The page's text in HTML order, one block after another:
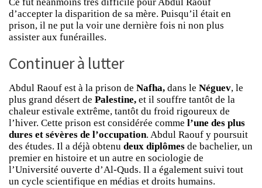
Ce fut néanmoins très difficile pour Abdul Raouf
d’accepter la disparition de sa mère. Puisqu’il était en
prison, il ne put la voir une dernière fois ni non plus
assister aux funérailles.
Continuer à lutter
Abdul Raouf est à la prison de Nafha, dans le Néguev, le
plus grand désert de Palestine, et il souffre tantôt de la
chaleur estivale extrême, tantôt du froid rigoureux de
l’hiver. Cette prison est considérée comme l’une des plus
dures et sévères de l’occupation. Abdul Raouf y poursuit
des études. Il a déjà obtenu deux diplômes de bachelier, un
premier en histoire et un autre en sociologie de
l’Université ouverte d’Al-Quds. Il a également suivi tout
un cycle scientifique en médias et droits humains.